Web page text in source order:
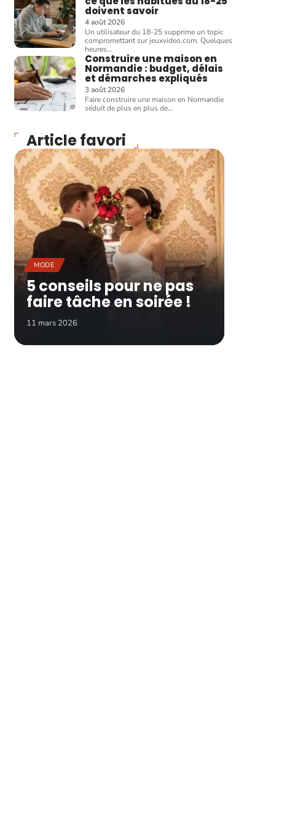
doivent savoir
4 août 2026
Un utilisateur du 18-25 supprime un topic
compromettant sur jeuxvideo.com. Quelques
heures…
Construire une maison en
Normandie : budget, délais
et démarches expliqués
3 août 2026
Faire construire une maison en Normandie
séduit de plus en plus de…
Article favori
MODE
5 conseils pour ne pas
faire tâche en soirée !
11 mars 2026